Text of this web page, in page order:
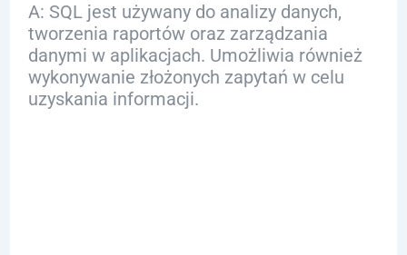
A: SQL jest używany do analizy danych,
tworzenia raportów oraz zarządzania
danymi w aplikacjach. Umożliwia również
wykonywanie złożonych zapytań w celu
uzyskania informacji.